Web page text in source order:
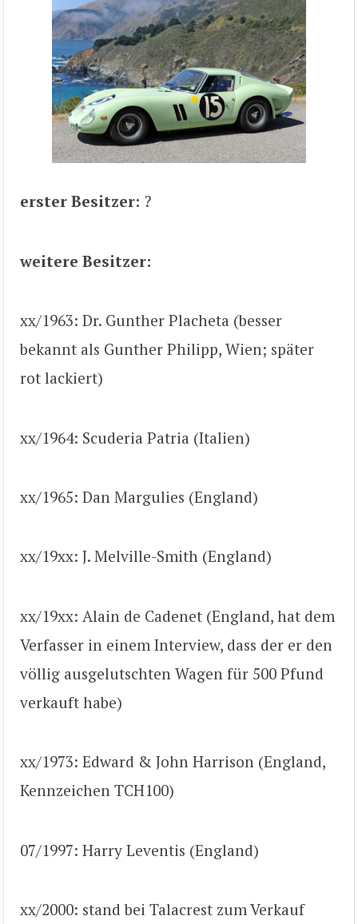
erster Besitzer: ?
weitere Besitzer:
xx/1963: Dr. Gunther Placheta (besser
bekannt als Gunther Philipp, Wien; später
rot lackiert)
xx/1964: Scuderia Patria (Italien)
xx/1965: Dan Margulies (England)
xx/19xx: J. Melville-Smith (England)
xx/19xx: Alain de Cadenet (England, hat dem
Verfasser in einem Interview, dass der er den
völlig ausgelutschten Wagen für 500 Pfund
verkauft habe)
xx/1973: Edward & John Harrison (England,
Kennzeichen TCH100)
07/1997: Harry Leventis (England)
xx/2000: stand bei Talacrest zum Verkauf